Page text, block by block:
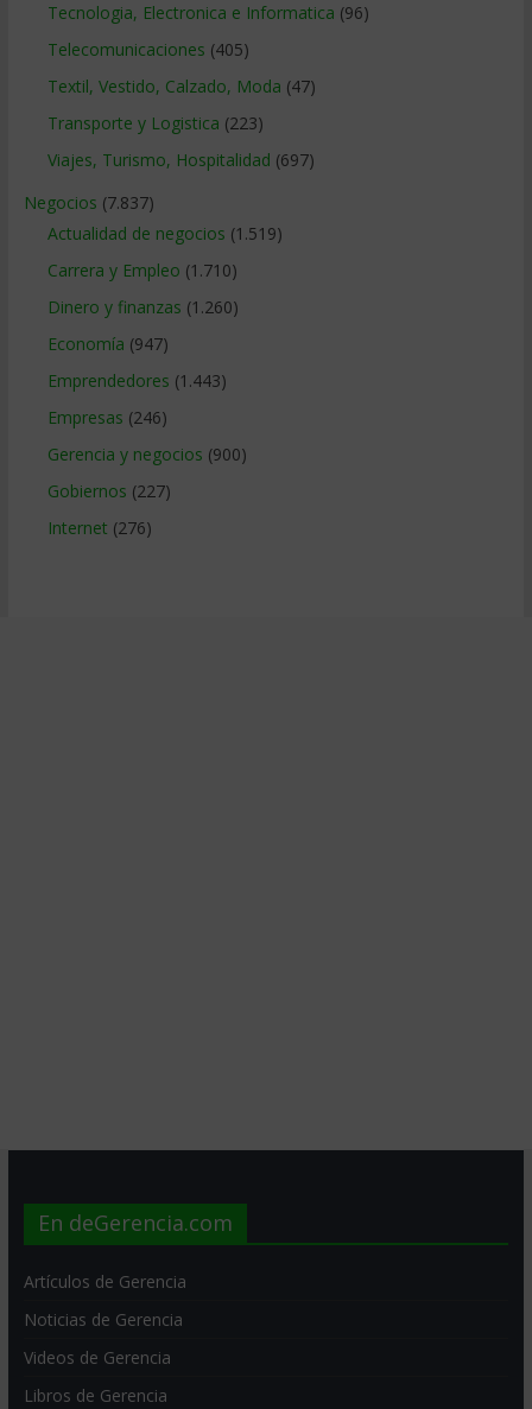
Tecnologia, Electronica e Informatica (96)
Telecomunicaciones (405)
Textil, Vestido, Calzado, Moda (47)
Transporte y Logistica (223)
Viajes, Turismo, Hospitalidad (697)
Negocios (7.837)
Actualidad de negocios (1.519)
Carrera y Empleo (1.710)
Dinero y finanzas (1.260)
Economía (947)
Emprendedores (1.443)
Empresas (246)
Gerencia y negocios (900)
Gobiernos (227)
Internet (276)
En deGerencia.com
Artículos de Gerencia
Noticias de Gerencia
Videos de Gerencia
Libros de Gerencia